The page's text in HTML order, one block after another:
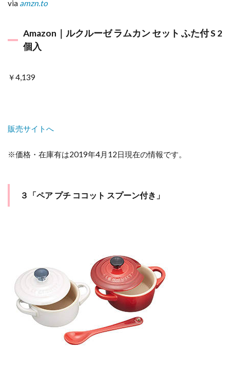
via amzn.to
Amazon｜ルクルーゼ ラムカン セット ふた付 S 2
個入
￥4,139
販売サイトへ
※価格・在庫有は2019年4月12日現在の情報です。
３「ペア プチ ココット スプーン付き」